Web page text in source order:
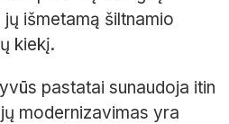
išmetamą šiltnamio
kiekį.
pastatai sunaudoja itin
modernizavimas yra